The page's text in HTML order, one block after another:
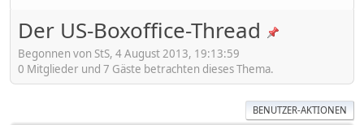
Der US-Boxoffice-Thread
Begonnen von StS, 4 August 2013, 19:13:59
0 Mitglieder und 7 Gäste betrachten dieses Thema.
BENUTZER-AKTIONEN